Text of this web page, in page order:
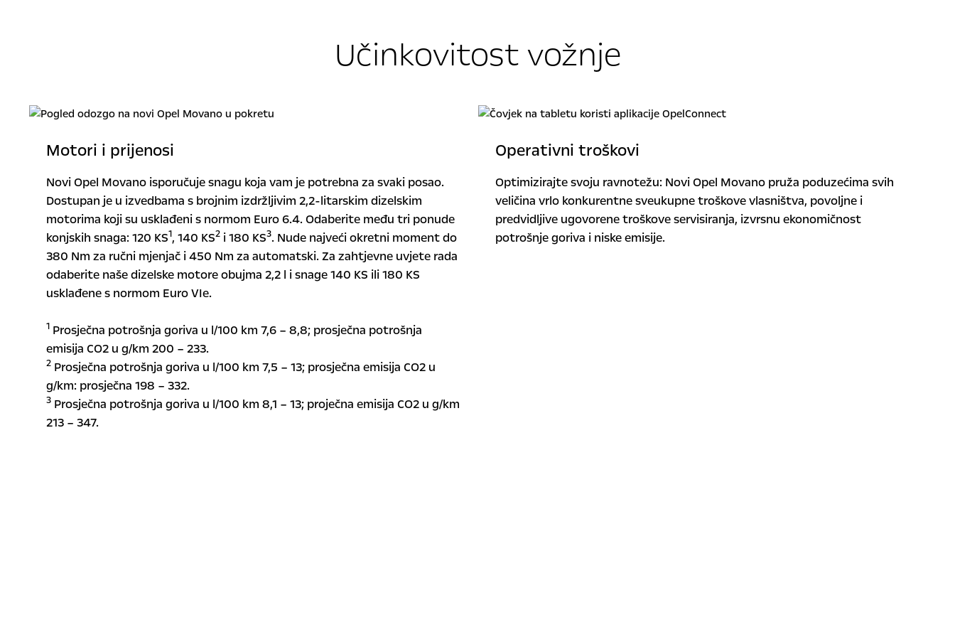
Učinkovitost vožnje
Motori i prijenosi
Novi Opel Movano isporučuje snagu koja vam je potrebna za svaki posao.
Dostupan je u izvedbama s brojnim izdržljivim 2,2-litarskim dizelskim
motorima koji su usklađeni s normom Euro 6.4. Odaberite među tri ponude
konjskih snaga: 120 KS1, 140 KS2i 180 KS3. Nude najveći okretni moment do
380 Nm za ručni mjenjač i 450 Nm za automatski. Za zahtjevne uvjete rada
odaberite naše dizelske motore obujma 2,2 l i snage 140 KS ili 180 KS
usklađene s normom Euro VIe.
1Prosječna potrošnja goriva u l/100 km 7,6 – 8,8; prosječna potrošnja
emisija CO2 u g/km 200 – 233.
2Prosječna potrošnja goriva u l/100 km 7,5 – 13; prosječna emisija CO2 u
g/km: prosječna 198 – 332.
3Prosječna potrošnja goriva u l/100 km 8,1 – 13; proječna emisija CO2 u g/km
213 – 347.
Operativni troškovi
Optimizirajte svoju ravnotežu: Novi Opel Movano pruža poduzećima svih
veličina vrlo konkurentne sveukupne troškove vlasništva, povoljne i
predvidljive ugovorene troškove servisiranja, izvrsnu ekonomičnost
potrošnje goriva i niske emisije.